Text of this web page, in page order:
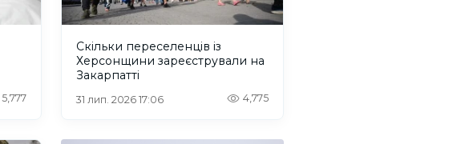
5,777
Скільки переселенців із
Херсонщини зареєстрували на
Закарпатті
31 лип. 2026 17:06 4,775